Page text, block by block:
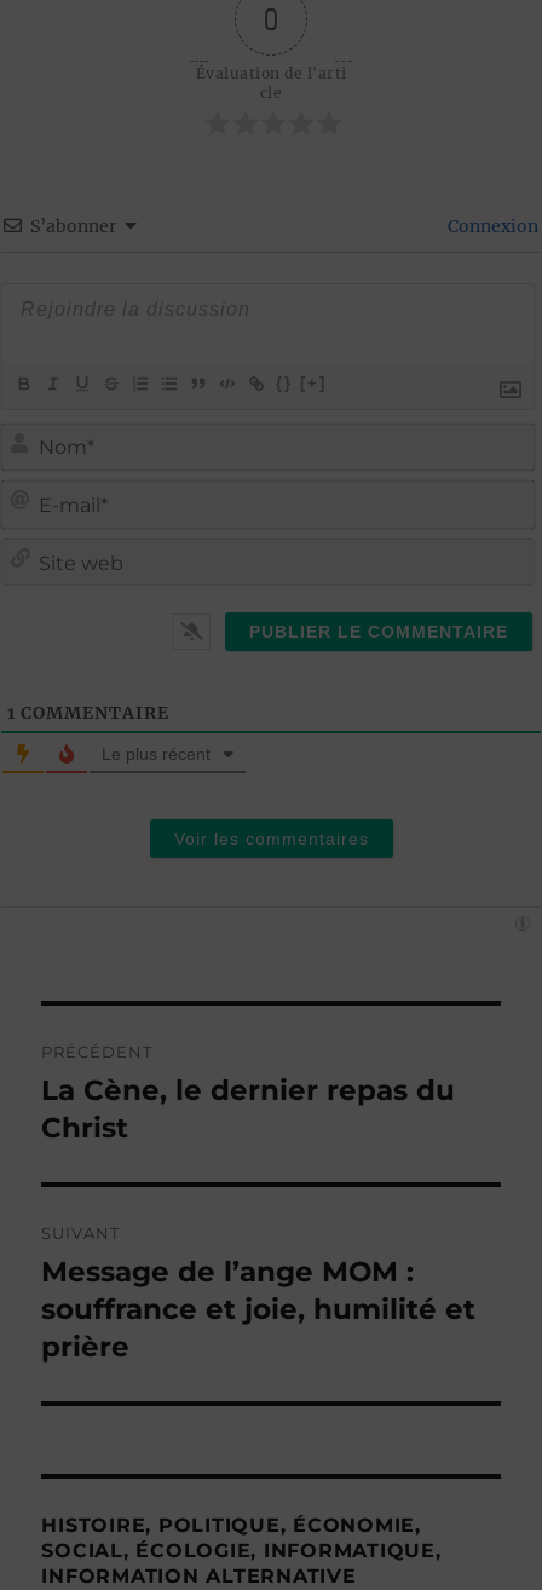
0
Évaluation de l'arti
cle
S’abonner Connexion
{} [+]
1 COMMENTAIRE
Le plus récent
Voir les commentaires
de
l’article
PRÉCÉDENT
Publication
précédente :
La Cène, le dernier repas du
Christ
SUIVANT
Publication
suivante :
Message de l’ange MOM :
souffrance et joie, humilité et
prière
HISTOIRE, POLITIQUE, ÉCONOMIE,
SOCIAL, ÉCOLOGIE, INFORMATIQUE,
INFORMATION ALTERNATIVE